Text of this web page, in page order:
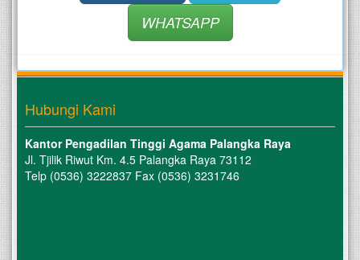
WHATSAPP
Hubungi Kami
Kantor Pengadilan Tinggi Agama Palangka Raya
Jl. Tjilik Riwut Km. 4.5 Palangka Raya 73112
Telp (0536) 3222837 Fax (0536) 3231746